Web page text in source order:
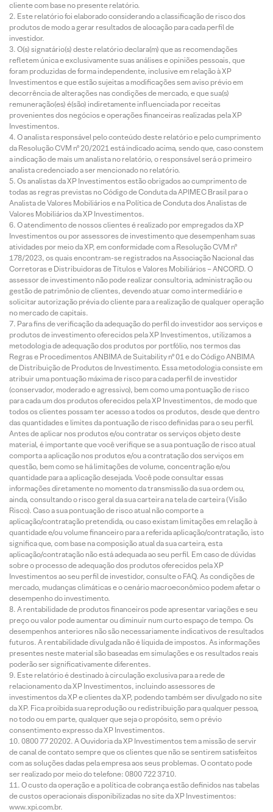
cliente com base no presente relatório.
Este relatório foi elaborado considerando a classificação de risco dos
produtos de modo a gerar resultados de alocação para cada perfil de
investidor.
O(s) signatário(s) deste relatório declara(m) que as recomendações
refletem única e exclusivamente suas análises e opiniões pessoais, que
foram produzidas de forma independente, inclusive em relação à XP
Investimentos e que estão sujeitas a modificações sem aviso prévio em
decorrência de alterações nas condições de mercado, e que sua(s)
remuneração(es) é(são) indiretamente influenciada por receitas
provenientes dos negócios e operações financeiras realizadas pela XP
Investimentos.
O analista responsável pelo conteúdo deste relatório e pelo cumprimento
da Resolução CVM nº 20/2021 está indicado acima, sendo que, caso constem
a indicação de mais um analista no relatório, o responsável será o primeiro
analista credenciado a ser mencionado no relatório.
Os analistas da XP Investimentos estão obrigados ao cumprimento de
todas as regras previstas no Código de Conduta da APIMEC Brasil para o
Analista de Valores Mobiliários e na Política de Conduta dos Analistas de
Valores Mobiliários da XP Investimentos.
O atendimento de nossos clientes é realizado por empregados da XP
Investimentos ou por assessores de investimento que desempenham suas
atividades por meio da XP, em conformidade com a Resolução CVM nº
178/2023, os quais encontram-se registrados na Associação Nacional das
Corretoras e Distribuidoras de Títulos e Valores Mobiliários – ANCORD. O
assessor de investimento não pode realizar consultoria, administração ou
gestão de patrimônio de clientes, devendo atuar como intermediário e
solicitar autorização prévia do cliente para a realização de qualquer operação
no mercado de capitais.
Para fins de verificação da adequação do perfil do investidor aos serviços e
produtos de investimento oferecidos pela XP Investimentos, utilizamos a
metodologia de adequação dos produtos por portfólio, nos termos das
Regras e Procedimentos ANBIMA de Suitability nº 01 e do Código ANBIMA
de Distribuição de Produtos de Investimento. Essa metodologia consiste em
atribuir uma pontuação máxima de risco para cada perfil de investidor
(conservador, moderado e agressivo), bem como uma pontuação de risco
para cada um dos produtos oferecidos pela XP Investimentos, de modo que
todos os clientes possam ter acesso a todos os produtos, desde que dentro
das quantidades e limites da pontuação de risco definidas para o seu perfil.
Antes de aplicar nos produtos e/ou contratar os serviços objeto deste
material, é importante que você verifique se a sua pontuação de risco atual
comporta a aplicação nos produtos e/ou a contratação dos serviços em
questão, bem como se há limitações de volume, concentração e/ou
quantidade para a aplicação desejada. Você pode consultar essas
informações diretamente no momento da transmissão da sua ordem ou,
ainda, consultando o risco geral da sua carteira na tela de carteira (Visão
Risco). Caso a sua pontuação de risco atual não comporte a
aplicação/contratação pretendida, ou caso existam limitações em relação à
quantidade e/ou volume financeiro para a referida aplicação/contratação, isto
significa que, com base na composição atual da sua carteira, esta
aplicação/contratação não está adequada ao seu perfil. Em caso de dúvidas
sobre o processo de adequação dos produtos oferecidos pela XP
Investimentos ao seu perfil de investidor, consulte o FAQ. As condições de
mercado, mudanças climáticas e o cenário macroeconômico podem afetar o
desempenho do investimento.
A rentabilidade de produtos financeiros pode apresentar variações e seu
preço ou valor pode aumentar ou diminuir num curto espaço de tempo. Os
desempenhos anteriores não são necessariamente indicativos de resultados
futuros. A rentabilidade divulgada não é líquida de impostos. As informações
presentes neste material são baseadas em simulações e os resultados reais
poderão ser significativamente diferentes.
Este relatório é destinado à circulação exclusiva para a rede de
relacionamento da XP Investimentos, incluindo assessores de
investimentos da XP e clientes da XP, podendo também ser divulgado no site
da XP. Fica proibida sua reprodução ou redistribuição para qualquer pessoa,
no todo ou em parte, qualquer que seja o propósito, sem o prévio
consentimento expresso da XP Investimentos.
0800 77 20202. A Ouvidoria da XP Investimentos tem a missão de servir
de canal de contato sempre que os clientes que não se sentirem satisfeitos
com as soluções dadas pela empresa aos seus problemas. O contato pode
ser realizado por meio do telefone: 0800 722 3710.
O custo da operação e a política de cobrança estão definidos nas tabelas
de custos operacionais disponibilizadas no site da XP Investimentos:
www.xpi.com.br.